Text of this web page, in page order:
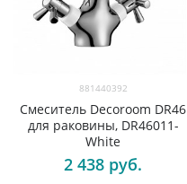
881440392
Смеситель Decoroom DR46
для раковины, DR46011-
White
2 438 руб.